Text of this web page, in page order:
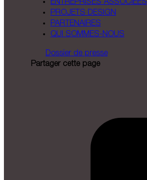
ENTREPRISES ASSOCIÉES
PROJETS DESIGN
PARTENAIRES
QUI SOMMES-NOUS
Dossier de presse
Partager cette page